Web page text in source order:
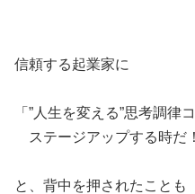
信頼する起業家に
「”人生を変える”思考調律
ステージアップする時だ
と、背中を押されたことも